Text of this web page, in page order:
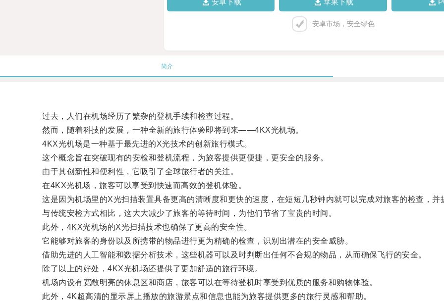
安卓市场，安全绿色
简介
过去，人们在机场经历了繁杂的登机手续和检查过程。
然而，随着科技的发展，一种全新的旅行体验即将到来——4KX光机场。
4KX光机场是一种基于最先进的X光技术的创新旅行模式。
这个概念旨在突破现有的安检和登机流程，为旅客提供更便捷，更安全的服务。
由于其创新性和便利性，它吸引了全球旅行者的关注。
在4KX光机场，旅客可以享受到快速而高效的登机体验。
这是因为机场里的X光扫描装置具备更高的清晰度和更快的速度，在短短几秒钟内就可以完成对旅客的检查，并
与传统安检方式相比，这大大减少了旅客的等待时间，为他们节省了宝贵的时间。
此外，4KX光机场的X光扫描技术也确保了更高的安全性。
它能够对旅客的身份以及所携带的物品进行更为精确的检查，识别出潜在的安全威胁。
借助先进的人工智能和数据分析技术，这些机器可以及时判断出任何不合规的物品，从而确保飞行的安全。
除了以上的好处，4KX光机场还提供了更加舒适的旅行环境。
机场内设有宽敞明亮的休息区和商店，旅客可以在等待登机时享受到优质的服务和购物体验。
此外，4K超高清的显示屏上播放的旅游景点和信息也能为旅客提供更多的旅行灵感和帮助。